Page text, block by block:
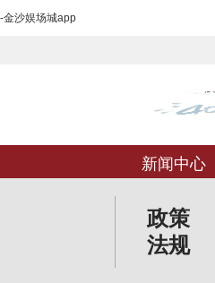
-金沙娱场城app
新闻中心
政策
法规